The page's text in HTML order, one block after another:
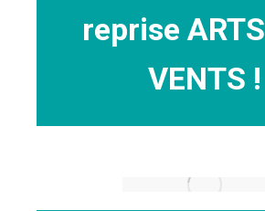
reprise
VENTS !